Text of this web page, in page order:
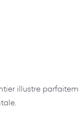
illustre